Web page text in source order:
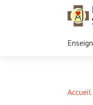
Accueil